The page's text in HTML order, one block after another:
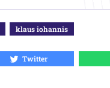
klaus iohannis
Twitter